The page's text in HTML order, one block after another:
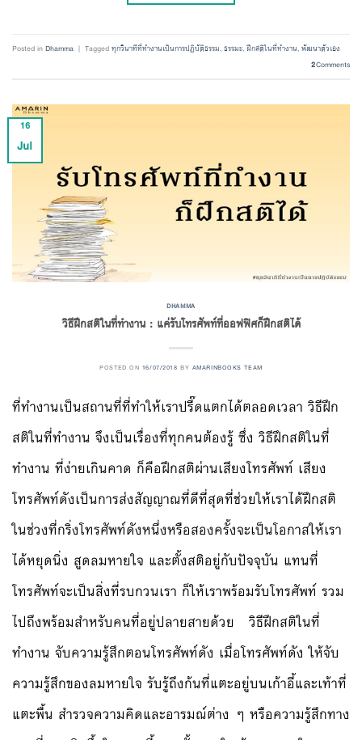
Posted inDhamma | Taggedทุกวินาทีที่ทำงานเป็นการปฏิบัติธรรม,ธรรมะ,ฝึกสติในที่ทำงาน,พัฒนาตัวเอง
2Comments
16
Jul
DHAMMA
วิธีฝึกสติในที่ทำงาน : แค่รับโทรศัพท์ที่ออฟฟิศก็ฝึกสติได้
POSTED ON 16/07/2018 BY AMARINBOOKS TEAM
ที่ทำงานเป็นสถานที่ที่ทำให้เราปรี๊ดแตกได้ตลอดเวลา วิธีฝึก
สติในที่ทำงาน จึงเป็นเรื่องที่ทุกคนต้องรู้ ซึ่ง วิธีฝึกสติในที่
ทำงาน ที่ง่ายเกินคาด ก็คือฝึกสติผ่านเสียงโทรศัพท์ เสียง
โทรศัพท์ดังเป็นการส่งสัญญาณที่ดีที่สุดที่ช่วยให้เราได้ฝึกสติ
ในช่วงที่กริ่งโทรศัพท์ดังหนึ่งหรือสองครั้งจะเป็นโอกาสให้เรา
ได้หยุดนิ่ง สูดลมหายใจ และตั้งสติอยู่กับปัจจุบัน แทนที่
โทรศัพท์จะเป็นสิ่งที่รบกวนเรา ก็ให้เราพร้อมรับโทรศัพท์ รวม
ไปถึงพร้อมสำหรับคนที่อยู่ปลายสายด้วย วิธีฝึกสติในที่
ทำงาน จับความรู้สึกตอนโทรศัพท์ดัง เมื่อโทรศัพท์ดัง ให้จับ
ความรู้สึกของลมหายใจ รับรู้ถึงก้นที่แตะอยู่บนเก้าอี้และเท้าที่
แตะพื้น สำรวจความคิดและอารมณ์ต่าง ๆ หรือความรู้สึกทาง